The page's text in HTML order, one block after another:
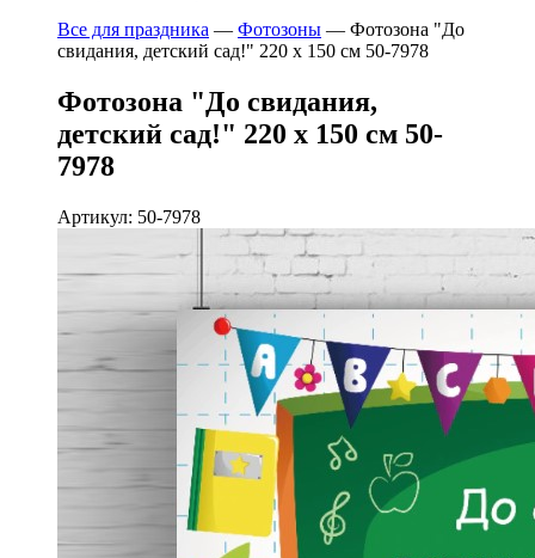
Все для праздника — Фотозоны — Фотозона "До
свидания, детский сад!" 220 х 150 см 50-7978
Фотозона "До свидания,
детский сад!" 220 х 150 см 50-
7978
Артикул: 50-7978